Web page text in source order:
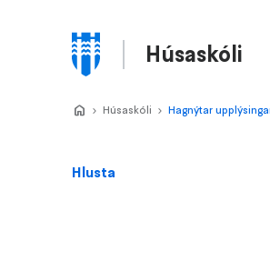
Húsaskóli
Valmynd
Hlusta
Home
>
Húsaskóli >
Hagnýtar